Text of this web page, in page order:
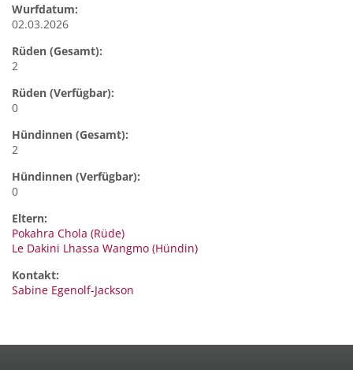
Wurfdatum:
02.03.2026
Rüden (Gesamt):
2
Rüden (Verfügbar):
0
Hündinnen (Gesamt):
2
Hündinnen (Verfügbar):
0
Eltern:
Pokahra Chola (Rüde)
Le Dakini Lhassa Wangmo (Hündin)
Kontakt:
Sabine Egenolf-Jackson